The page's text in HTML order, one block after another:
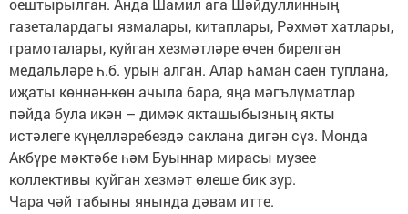
оештырылган. Анда Шамил ага Шәйдуллинның
газеталардагы язмалары, китаплары, Рәхмәт хатлары,
грамоталары, куйган хезмәтләре өчен бирелгән
медальләре һ.б. урын алган. Алар һаман саен туплана,
иҗаты көннән-көн ачыла бара, яңа мәгълүматлар
пәйда була икән – димәк якташыбызның якты
истәлеге күңелләребездә саклана дигән сүз. Монда
Акбүре мәктәбе һәм Буыннар мирасы музее
коллективы куйган хезмәт өлеше бик зур.
Чара чәй табыны янында дәвам итте.